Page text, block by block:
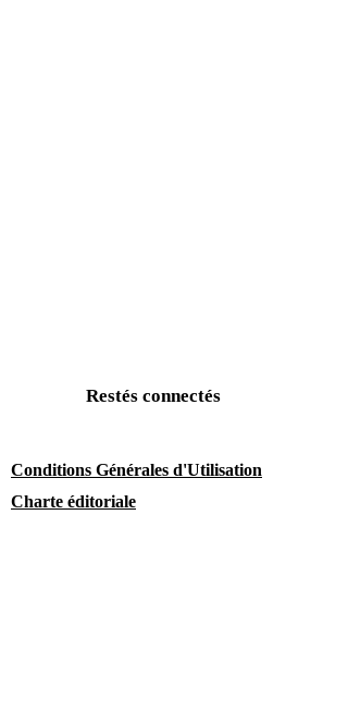
Restés connectés
Conditions Générales d'Utilisation
Charte éditoriale